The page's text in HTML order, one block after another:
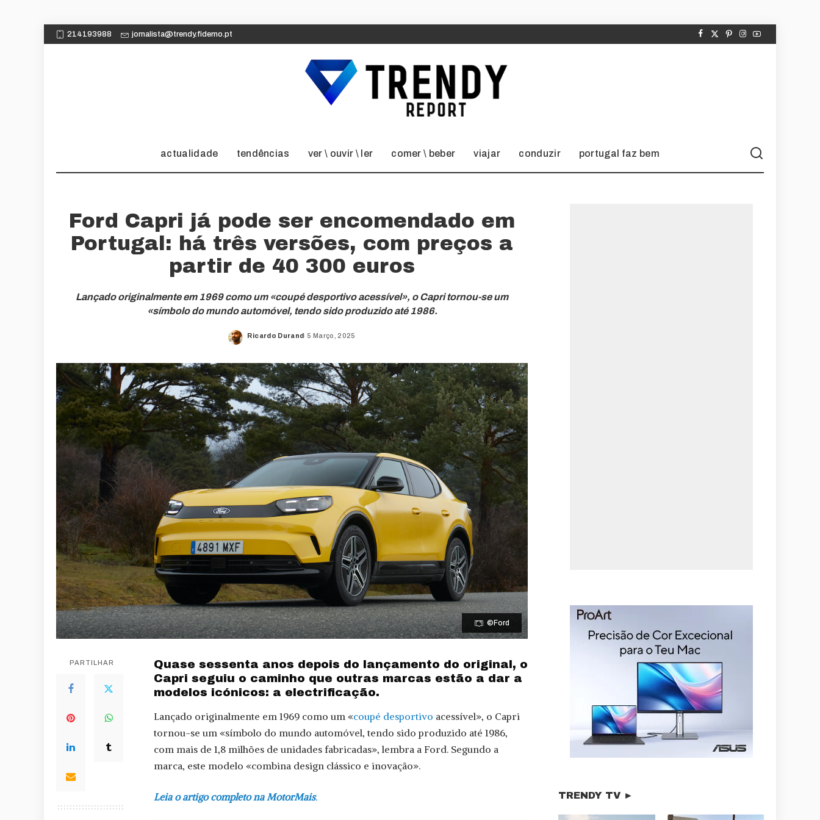
214193988 jornalista@trendy.fidemo.pt
actualidade tendências ver \ ouvir \ ler comer \ beber viajar conduzir portugal faz bem
Ford Capri já pode ser encomendado em
Portugal: há três versões, com preços a
partir de 40 300 euros
Lançado originalmente em 1969 como um «coupé desportivo acessível», o Capri tornou-se um
«símbolo do mundo automóvel, tendo sido produzido até 1986.
Posted
Ricardo Durand 5 Março, 2025
©Ford
PARTILHAR
Quase sessenta anos depois do lançamento do original, o
Capri seguiu o caminho que outras marcas estão a dar a
modelos icónicos: a electrificação.
Lançado originalmente em 1969 como um «coupé desportivo acessível», o Capri
tornou-se um «símbolo do mundo automóvel, tendo sido produzido até 1986,
com mais de 1,8 milhões de unidades fabricadas», lembra a Ford. Segundo a
marca, este modelo «combina design clássico e inovação».
Leia o artigo completo na MotorMais. TRENDY TV ►